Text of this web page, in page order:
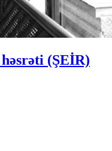
(ŞEİR)